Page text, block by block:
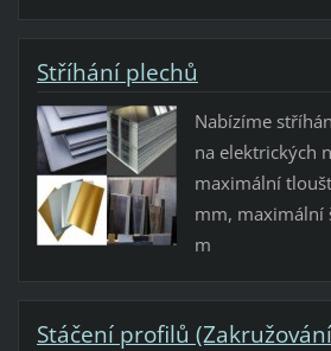
Stříhání plechů
Nabízíme
na elektrických
maximální
mm, maximální
m
Stáčení profilů